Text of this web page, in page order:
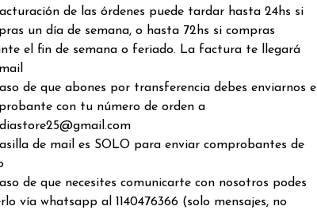
de las órdenes puede tardar hasta 24hs si
un día de semana, o hasta 72hs si compras
el fin de semana o feriado. La factura te llegará
de que abones por transferencia debes enviarnos el
con tu número de orden a
de mail es SOLO para enviar comprobantes de
de que necesites comunicarte con nosotros podes
vía whatsapp al 1140476366 (solo mensajes, no